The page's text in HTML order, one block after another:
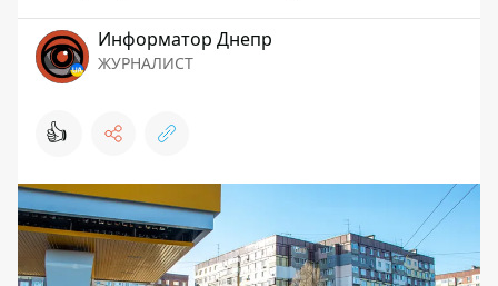
Информатор Днепр
ЖУРНАЛИСТ
👍